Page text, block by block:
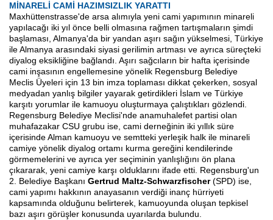
MİNARELİ CAMİ HAZIMSIZLIK YARATTI
Maxhüttenstrasse'de arsa alımıyla yeni cami yapımının minareli
yapılacağı iki yıl önce belli olmasına rağmen tartışmaların şimdi
başlaması, Almanya'da bir yandan aşırı sağın yükselmesi, Türkiye
ile Almanya arasındaki siyasi gerilimin artması ve ayrıca süreçteki
diyalog eksikliğine bağlandı. Aşırı sağcıların bir hafta içerisinde
cami inşasının engellemesine yönelik Regensburg Belediye
Meclis Üyeleri için 13 bin imza toplaması dikkat çekerken, sosyal
medyadan yanlış bilgiler yayarak getirdikleri İslam ve Türkiye
karşıtı yorumlar ile kamuoyu oluşturmaya çalıştıkları gözlendi.
Regensburg Belediye Meclisi'nde anamuhalefet partisi olan
muhafazakar CSU grubu ise, cami derneğinin iki yıllık süre
içerisinde Alman kamuoyu ve semtteki yerleşik halk ile minareli
camiye yönelik diyalog ortamı kurma gereğini kendilerinde
görmemelerini ve ayrıca yer seçiminin yanlışlığını ön plana
çıkararak, yeni camiye karşı olduklarını ifade etti. Regensburg'un
2. Belediye Başkanı Gertrud Maltz-Schwarzfischer(SPD) ise,
cami yapımı hakkının anayasanın verdiği inanç hürriyeti
kapsamında olduğunu belirterek, kamuoyunda oluşan tepkisel
bazı aşırı görüşler konusunda uyarılarda bulundu.